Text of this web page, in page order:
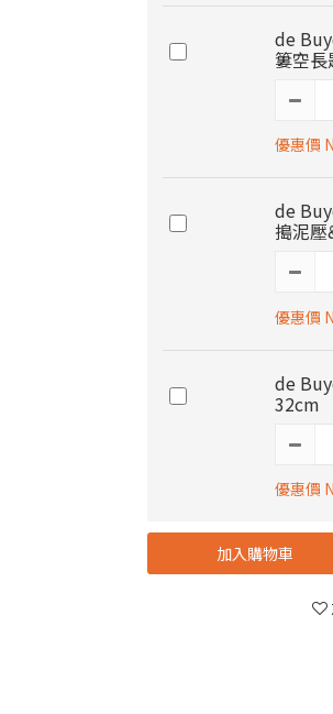
de
簍空
優惠價
de
搗泥
優惠價
de
32cm
優惠價
加入購物車